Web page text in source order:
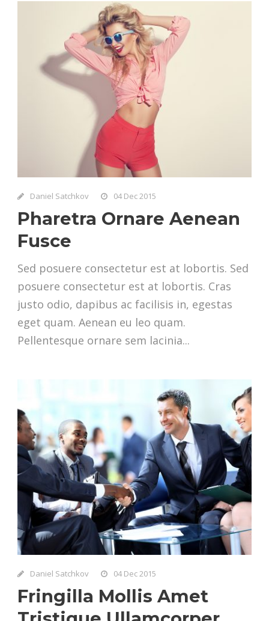
Daniel Satchkov 04 Dec 2015
Pharetra Ornare Aenean
Fusce
Sed posuere consectetur est at lobortis. Sed
posuere consectetur est at lobortis. Cras
justo odio, dapibus ac facilisis in, egestas
eget quam. Aenean eu leo quam.
Pellentesque ornare sem lacinia...
Daniel Satchkov 04 Dec 2015
Fringilla Mollis Amet